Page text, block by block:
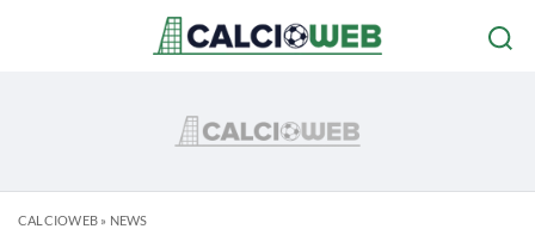
CALCIOWEB» NEWS